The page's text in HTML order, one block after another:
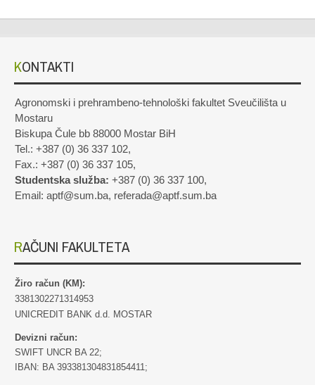
KONTAKTI
Agronomski i prehrambeno-tehnološki fakultet Sveučilišta u
Mostaru
Biskupa Čule bb 88000 Mostar BiH
Tel.: +387 (0) 36 337 102,
Fax.: +387 (0) 36 337 105,
Studentska služba: +387 (0) 36 337 100,
Email: aptf@sum.ba, referada@aptf.sum.ba
RAČUNI FAKULTETA
Žiro račun (KM):
3381302271314953
UNICREDIT BANK d.d. MOSTAR
Devizni račun:
SWIFT UNCR BA 22;
IBAN: BA 393381304831854411;